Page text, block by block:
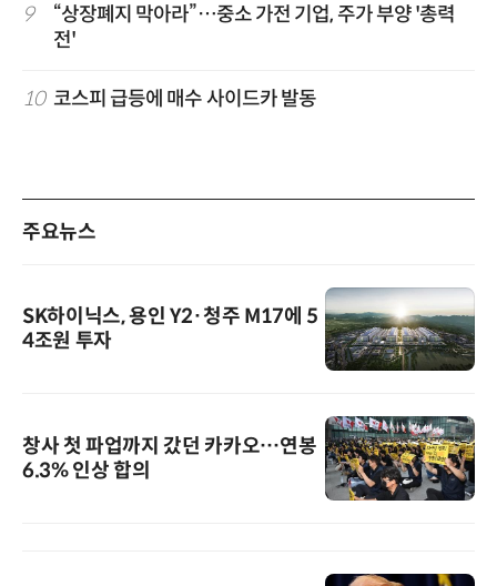
9
“상장폐지 막아라”…중소 가전 기업, 주가 부양 '총력
전'
10 코스피 급등에 매수 사이드카 발동
주요뉴스
SK하이닉스, 용인 Y2·청주 M17에 5
4조원 투자
창사 첫 파업까지 갔던 카카오…연봉
6.3% 인상 합의